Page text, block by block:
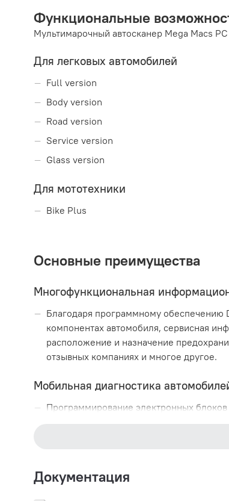
Функциональные
Мультимарочный автосканер Mega Macs
Для легковых автомобилей
Full version
Body version
Road version
Service version
Glass version
Для мототехники
Bike Plus
Основные преимущества
Многофункциональная
Благодаря программному обеспечению
компонентах автомобиля, сервисная
расположение и назначение
отзывных компаниях и многое другое.
Мобильная диагностика
Программирование электронных блоков
Программное обеспечение HGS
автомобилей.
Документация